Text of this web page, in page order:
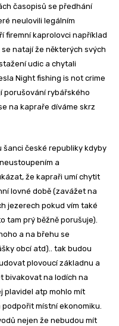
časopisů se předhání
neulovili legálním
firemní kaprolovci například
natají že některých svých
udic a chytali
Night fishing is not crime
porušování rybářského
na kapraře díváme skrz
šanci české republiky kdyby
a
že kapraři umí chytit
lovné době (zavážet na
jezerech pokud vím také
tam prý běžně porušuje).
a na břehu se
obcí atd).. tak budou
plovoucí základnu a
bivakovat na lodích na
plavidel atp mohlo mít
místní ekonomiku.
nejen že nebudou mít